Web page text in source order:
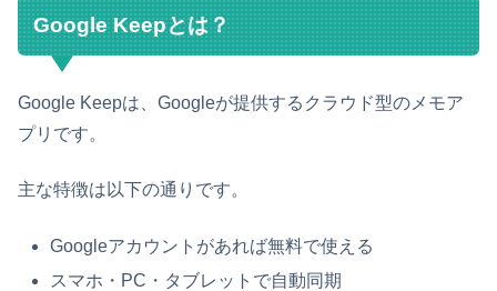
Google Keepとは？
Google Keepは、Googleが提供するクラウド型のメモア
プリです。
主な特徴は以下の通りです。
Googleアカウントがあれば無料で使える
スマホ・PC・タブレットで自動同期